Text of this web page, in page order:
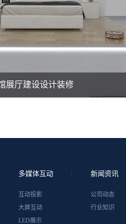
展厅建设设计装修
多媒体互动
互动投影
大屏互动
LED展示
新闻资讯
公司动态
行业知识